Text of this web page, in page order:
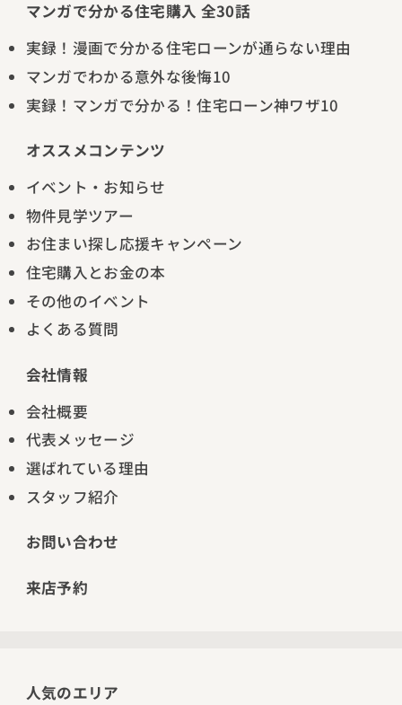
マンガで分かる住宅購入 全30話
実録！漫画で分かる住宅ローンが通らない理由
マンガでわかる意外な後悔10
実録！マンガで分かる！住宅ローン神ワザ10
オススメコンテンツ
イベント・お知らせ
物件見学ツアー
お住まい探し応援キャンペーン
住宅購入とお金の本
その他のイベント
よくある質問
会社情報
会社概要
代表メッセージ
選ばれている理由
スタッフ紹介
お問い合わせ
来店予約
人気のエリア